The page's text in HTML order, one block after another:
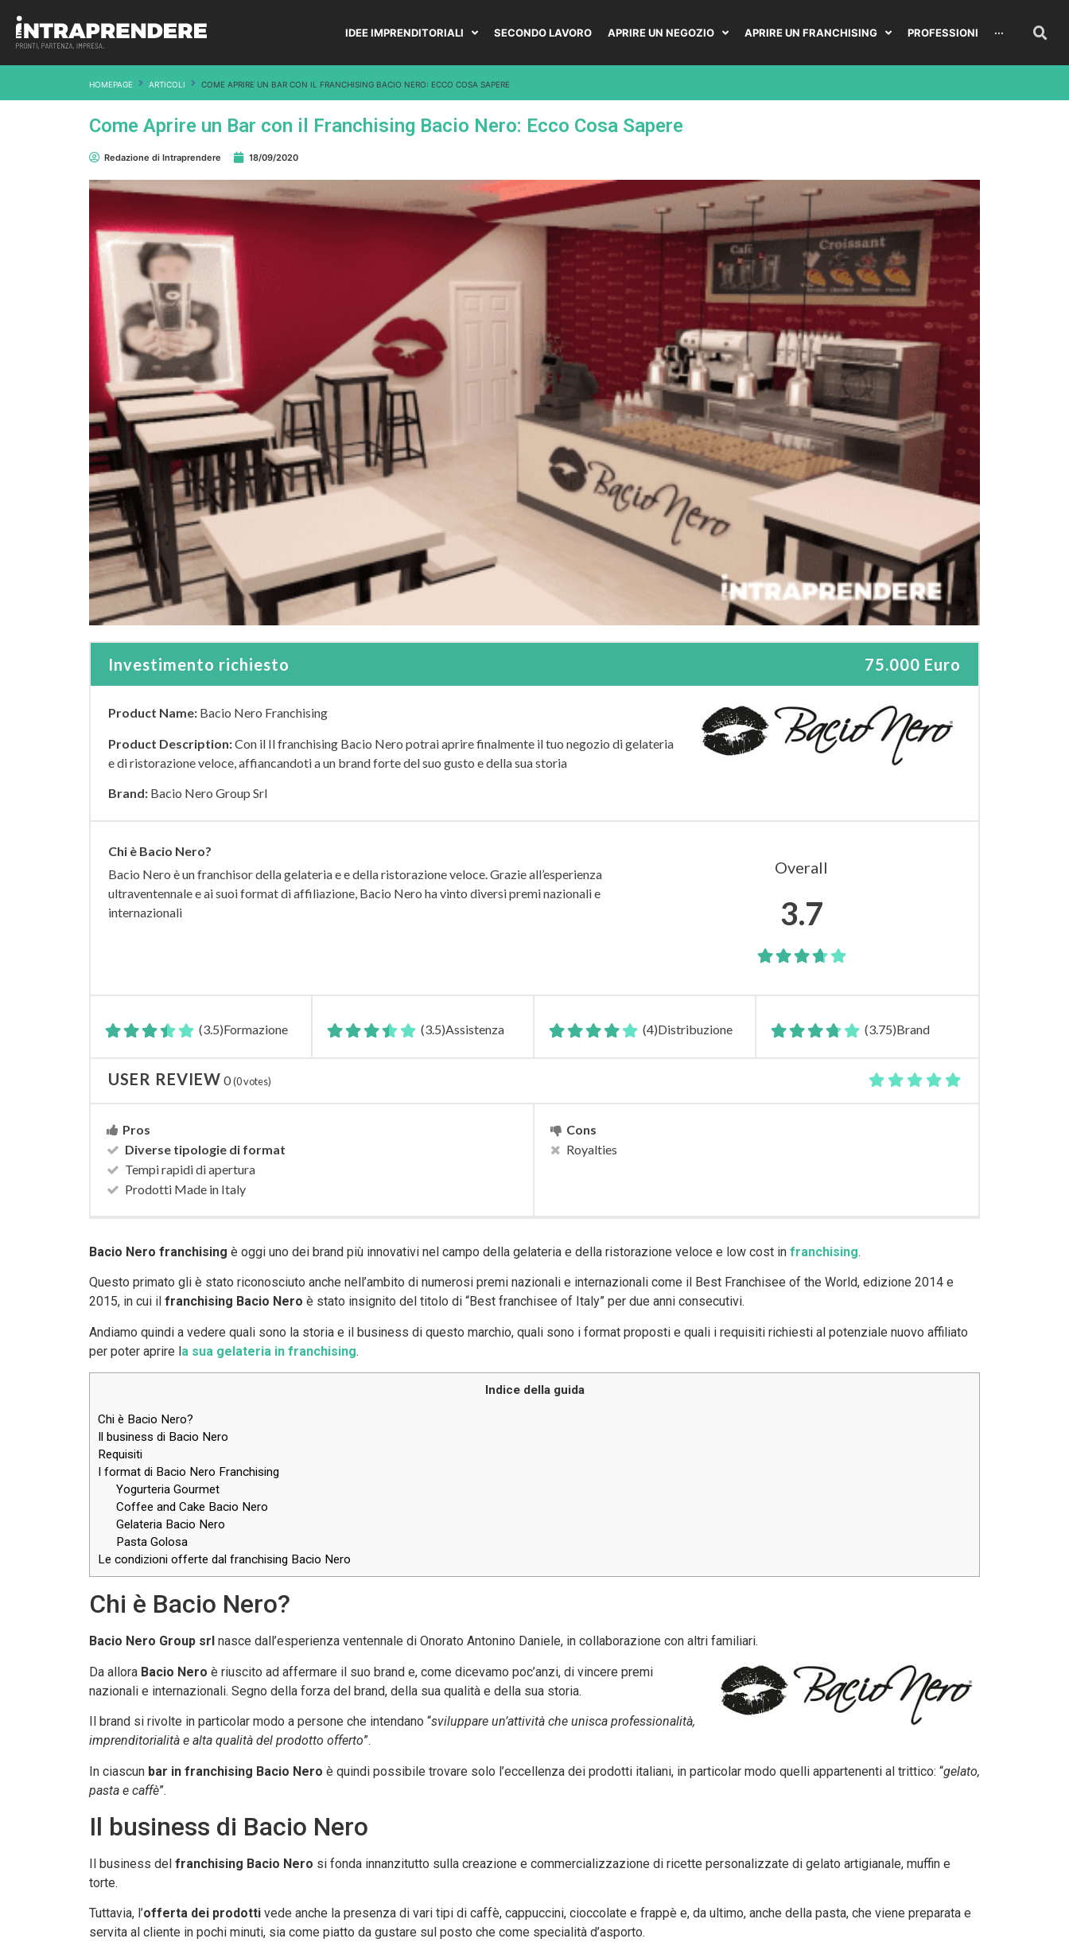
IDEE IMPRENDITORIALI SECONDO LAVORO APRIRE UN NEGOZIO APRIRE UN FRANCHISING PROFESSIONI ···
HOMEPAGE ARTICOLI COME APRIRE UN BAR CON IL FRANCHISING BACIO NERO: ECCO COSA SAPERE
Come Aprire un Bar con il Franchising Bacio Nero: Ecco Cosa Sapere
Redazione di Intraprendere 18/09/2020
Investimento richiesto 75.000 Euro
Product Name: Bacio Nero Franchising
Product Description:Con il Il franchising Bacio Nero potrai aprire finalmente il tuo negozio di gelateria
e di ristorazione veloce, affiancandoti a un brand forte del suo gusto e della sua storia
Brand: Bacio Nero Group Srl
Chi è Bacio Nero?
Bacio Nero è un franchisor della gelateria e e della ristorazione veloce. Grazie all’esperienza
ultraventennale e ai suoi format di affiliazione, Bacio Nero ha vinto diversi premi nazionali e
internazionali
Overall
3.7
Formazione
(3.5) Assistenza
(3.5) Distribuzione
(4) Brand
(3.75)
USER REVIEW 0(0votes)
Pros
Diverse tipologie di format
Tempi rapidi di apertura
Prodotti Made in Italy
Cons
Royalties
Bacio Nero franchising è oggi uno dei brand più innovativi nel campo della gelateria e della ristorazione veloce e low cost in franchising.
Questo primato gli è stato riconosciuto anche nell’ambito di numerosi premi nazionali e internazionali come il Best Franchisee of the World, edizione 2014 e
2015, in cui il franchising Bacio Nero è stato insignito del titolo di “Best franchisee of Italy” per due anni consecutivi.
Andiamo quindi a vedere quali sono la storia e il business di questo marchio, quali sono i format proposti e quali i requisiti richiesti al potenziale nuovo affiliato
per poter aprire la sua gelateria in franchising.
Indice della guida
Chi è Bacio Nero?
Il business di Bacio Nero
Requisiti
I format di Bacio Nero Franchising
Yogurteria Gourmet
Coffee and Cake Bacio Nero
Gelateria Bacio Nero
Pasta Golosa
Le condizioni offerte dal franchising Bacio Nero
Chi è Bacio Nero?
Bacio Nero Group srl nasce dall’esperienza ventennale di Onorato Antonino Daniele, in collaborazione con altri familiari.
Da allora Bacio Nero è riuscito ad affermare il suo brand e, come dicevamo poc’anzi, di vincere premi
nazionali e internazionali. Segno della forza del brand, della sua qualità e della sua storia.
Il brand si rivolte in particolar modo a persone che intendano “sviluppare un’attività che unisca professionalità,
imprenditorialità e alta qualità del prodotto offerto”.
In ciascun bar in franchising Bacio Nero è quindi possibile trovare solo l’eccellenza dei prodotti italiani, in particolar modo quelli appartenenti al trittico: “gelato,
pasta e caffè”.
Il business di Bacio Nero
Il business del franchising Bacio Nero si fonda innanzitutto sulla creazione e commercializzazione di ricette personalizzate di gelato artigianale, muffin e
torte.
Tuttavia, l’offerta dei prodotti vede anche la presenza di vari tipi di caffè, cappuccini, cioccolate e frappè e, da ultimo, anche della pasta, che viene preparata e
servita al cliente in pochi minuti, sia come piatto da gustare sul posto che come specialità d’asporto.